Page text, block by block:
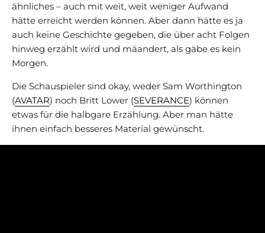
ähnliches – auch mit weit, weit weniger Aufwand
hätte erreicht werden können. Aber dann hätte es ja
auch keine Geschichte gegeben, die über acht Folgen
hinweg erzählt wird und mäandert, als gäbe es kein
Morgen.
Die Schauspieler sind okay, weder Sam Worthington
(AVATAR) noch Britt Lower (SEVERANCE) können
etwas für die halbgare Erzählung. Aber man hätte
ihnen einfach besseres Material gewünscht.